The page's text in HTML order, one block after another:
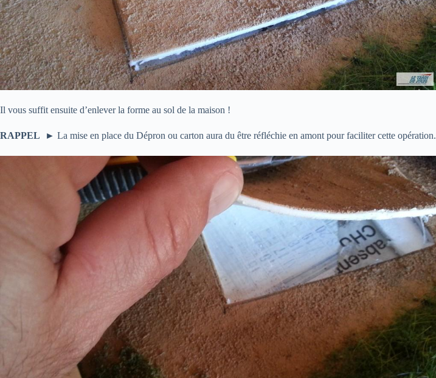
Il vous suffit ensuite d’enlever la forme au sol de la maison !
RAPPEL ► La mise en place du Dépron ou carton aura du être réfléchie en amont pour faciliter cette opération.